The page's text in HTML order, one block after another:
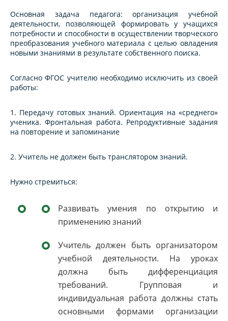
Основная задача педагога: организация учебной
деятельности, позволяющей формировать у учащихся
потребности и способности в осуществлении творческого
преобразования учебного материала с целью овладения
новыми знаниями в результате собственного поиска.
Согласно ФГОС учителю необходимо исключить из своей
работы:
1. Передачу готовых знаний. Ориентация на «среднего»
ученика. Фронтальная работа. Репродуктивные задания
на повторение и запоминание
2. Учитель не должен быть транслятором знаний.
Нужно стремиться:
Развивать умения по открытию и
применению знаний
Учитель должен быть организатором
учебной деятельности. На уроках
должна быть дифференциация
требований. Групповая и
индивидуальная работа должны стать
основными формами организации